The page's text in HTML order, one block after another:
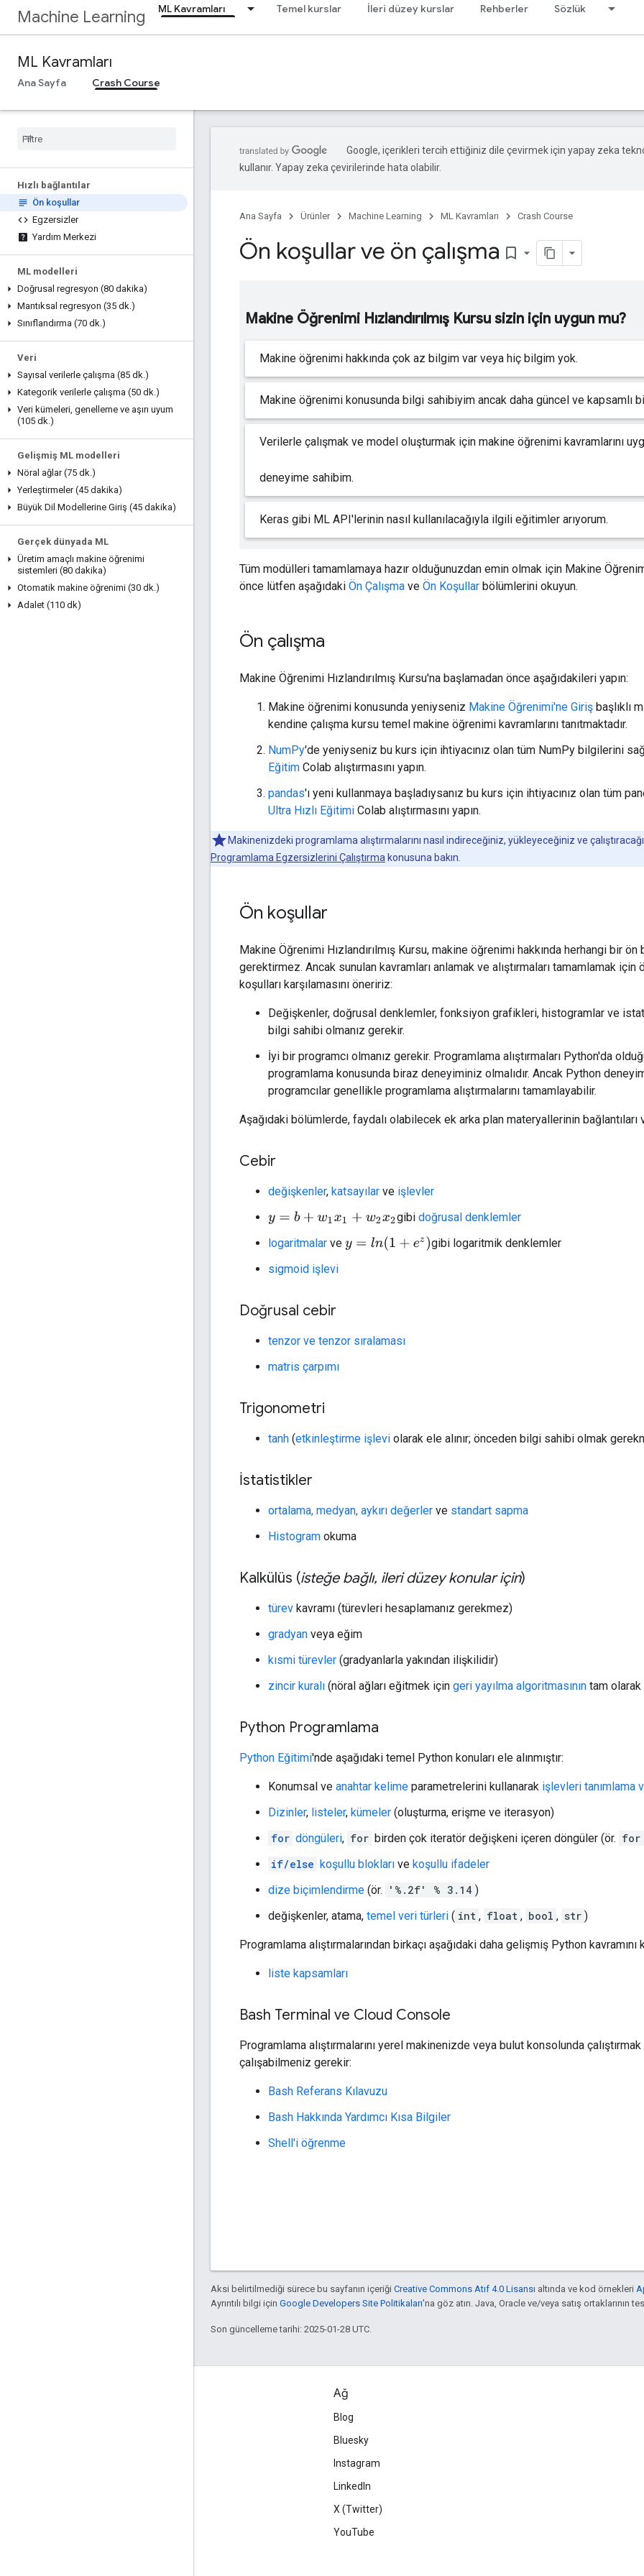
Machine Learning ML Kavramları Temel kurslar İleri düzey kurslar Rehberler Sözlük
ML Kavramları
Ana Sayfa Crash Course
Hızlı bağlantılar
Ön koşullar
Egzersizler
Yardım Merkezi
ML modelleri
Doğrusal regresyon (80 dakika)
Mantıksal regresyon (35 dk.)
Sınıflandırma (70 dk.)
Veri
Sayısal verilerle çalışma (85 dk.)
Kategorik verilerle çalışma (50 dk.)
Veri kümeleri, genelleme ve aşırı uyum
(105 dk.)
Gelişmiş ML modelleri
Nöral ağlar (75 dk.)
Yerleştirmeler (45 dakika)
Büyük Dil Modellerine Giriş (45 dakika)
Gerçek dünyada ML
Üretim amaçlı makine öğrenimi
sistemleri (80 dakika)
Otomatik makine öğrenimi (30 dk.)
Adalet (110 dk)
Google, içerikleri tercih ettiğiniz dile çevirmek için yapay zeka
kullanır. Yapay zeka çevirilerinde hata olabilir.
Ana Sayfa Ürünler Machine Learning ML Kavramları Crash Course
Ön koşullar ve ön çalışma bookmark_border
Makine Öğrenimi Hızlandırılmış Kursu sizin için uygun mu?
Makine öğrenimi hakkında çok az bilgim var veya hiç bilgim yok.
Makine öğrenimi konusunda bilgi sahibiyim ancak daha güncel ve kapsamlı
Verilerle çalışmak ve model oluşturmak için makine öğrenimi kavramlarını
deneyime sahibim.
Keras gibi ML API'lerinin nasıl kullanılacağıyla ilgili eğitimler arıyorum.
Tüm modülleri tamamlamaya hazır olduğunuzdan emin olmak için Makine
önce lütfen aşağıdaki Ön Çalışma ve Ön Koşullar bölümlerini okuyun.
Ön çalışma
Makine Öğrenimi Hızlandırılmış Kursu'na başlamadan önce aşağıdakileri yapın:
Makine öğrenimi konusunda yeniyseniz Makine Öğrenimi'ne Giriş başlıklı
kendine çalışma kursu temel makine öğrenimi kavramlarını tanıtmaktadır.
NumPy'de yeniyseniz bu kurs için ihtiyacınız olan tüm NumPy bilgilerini
Eğitim Colab alıştırmasını yapın.
pandas'ı yeni kullanmaya başladıysanız bu kurs için ihtiyacınız olan tüm
Ultra Hızlı Eğitimi Colab alıştırmasını yapın.
Makinenizdeki programlama alıştırmalarını nasıl indireceğiniz, yükleyeceğiniz ve
Programlama Egzersizlerini Çalıştırma konusuna bakın.
Ön koşullar
Makine Öğrenimi Hızlandırılmış Kursu, makine öğrenimi hakkında herhangi bir ön
gerektirmez. Ancak sunulan kavramları anlamak ve alıştırmaları tamamlamak için
koşulları karşılamasını öneririz:
Değişkenler, doğrusal denklemler, fonksiyon grafikleri, histogramlar ve
bilgi sahibi olmanız gerekir.
İyi bir programcı olmanız gerekir. Programlama alıştırmaları Python'da
programlama konusunda biraz deneyiminiz olmalıdır. Ancak Python
programcılar genellikle programlama alıştırmalarını tamamlayabilir.
Aşağıdaki bölümlerde, faydalı olabilecek ek arka plan materyallerinin bağlantıları
Cebir
değişkenler, katsayılar ve işlevler
y=b+ w 1x 1+w2x 2 gibi doğrusal denklemler
logaritmalar ve y=ln( 1+ez
gibi logaritmik denklemler
sigmoid işlevi
Doğrusal cebir
tenzor ve tenzor sıralaması
matris çarpımı
Trigonometri
tanh (etkinleştirme işlevi olarak ele alınır; önceden bilgi sahibi olmak
İstatistikler
ortalama, medyan, aykırı değerler ve standart sapma
Histogram okuma
Kalkülüs (isteğe bağlı, ileri düzey konular için)
türev kavramı (türevleri hesaplamanız gerekmez)
gradyan veya eğim
kısmi türevler (gradyanlarla yakından ilişkilidir)
zincir kuralı (nöral ağları eğitmek için geri yayılma algoritmasının tam olarak
Python Programlama
Python Eğitimi'nde aşağıdaki temel Python konuları ele alınmıştır:
Konumsal ve anahtar kelime parametrelerini kullanarak işlevleri tanımlama
Dizinler, listeler, kümeler (oluşturma, erişme ve iterasyon)
for döngüleri, for birden çok iteratör değişkeni içeren döngüler (ör.
if/else koşullu blokları ve koşullu ifadeler
dize biçimlendirme (ör. '%.2f' % 3.14 )
değişkenler, atama, temel veri türleri ( int , float , bool , str )
Programlama alıştırmalarından birkaçı aşağıdaki daha gelişmiş Python kavramını
liste kapsamları
Bash Terminal ve Cloud Console
Programlama alıştırmalarını yerel makinenizde veya bulut konsolunda
çalışabilmeniz gerekir:
Bash Referans Kılavuzu
Bash Hakkında Yardımcı Kısa Bilgiler
Shell'i öğrenme
Aksi belirtilmediği sürece bu sayfanın içeriği Creative Commons Atıf 4.0 Lisansı altında ve kod örnekleri
Ayrıntılı bilgi için Google Developers Site Politikaları'na göz atın. Java, Oracle ve/veya satış ortaklarının
Son güncelleme tarihi: 2025-01-28 UTC.
Ağ
Blog
Bluesky
Instagram
LinkedIn
X (Twitter)
YouTube